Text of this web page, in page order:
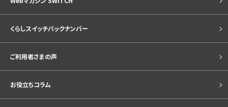
くらしスイッチバックナンバー
ご利用者さまの声
お役立ちコラム